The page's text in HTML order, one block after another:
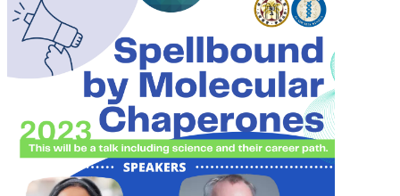
專
區
首
臺
大
首